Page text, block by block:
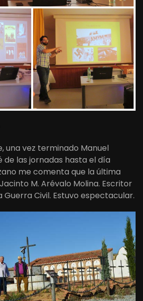
una vez terminado Manuel
de las jornadas hasta el día
me comenta que la última
M. Arévalo Molina. Escritor
Guerra Civil. Estuvo espectacular.